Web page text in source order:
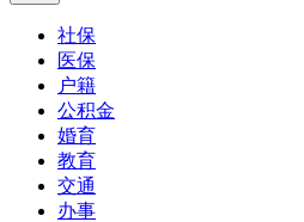
社保
医保
户籍
公积金
婚育
教育
交通
办事